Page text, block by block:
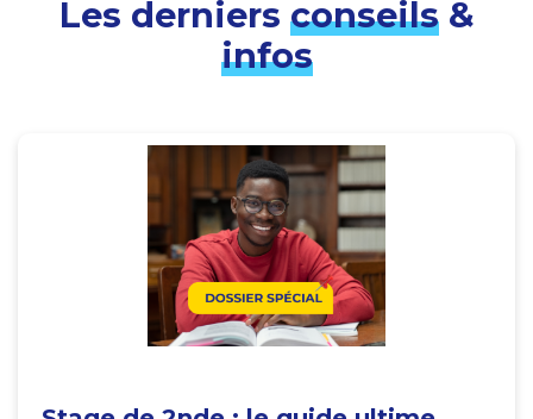
Les derniers conseils&
infos